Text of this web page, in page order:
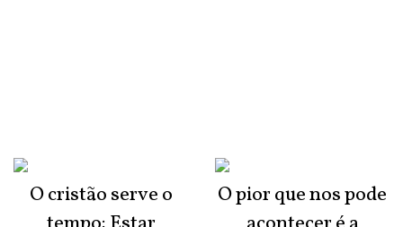
O cristão serve o
O pior que nos pode